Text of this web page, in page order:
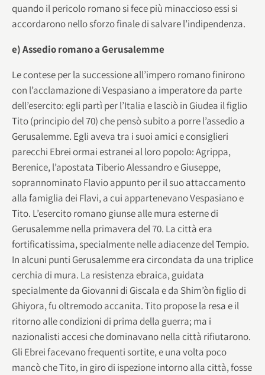
quando il pericolo romano si fece più minaccioso essi si
accordarono nello sforzo finale di salvare l’indipendenza.
e) Assedio romano a Gerusalemme
Le contese per la successione all’impero romano finirono
con l’acclamazione di Vespasiano a imperatore da parte
dell’esercito: egli partì per l’Italia e lasciò in Giudea il figlio
Tito (principio del 70) che pensò subito a porre l’assedio a
Gerusalemme. Egli aveva tra i suoi amici e consiglieri
parecchi Ebrei ormai estranei al loro popolo: Agrippa,
Berenice, l’apostata Tiberio Alessandro e Giuseppe,
soprannominato Flavio appunto per il suo attaccamento
alla famiglia dei Flavi, a cui appartenevano Vespasiano e
Tito. L’esercito romano giunse alle mura esterne di
Gerusalemme nella primavera del 70. La città era
fortificatissima, specialmente nelle adiacenze del Tempio.
In alcuni punti Gerusalemme era circondata da una triplice
cerchia di mura. La resistenza ebraica, guidata
specialmente da Giovanni di Giscala e da Shim’òn figlio di
Ghiyora, fu oltremodo accanita. Tito propose la resa e il
ritorno alle condizioni di prima della guerra; ma i
nazionalisti accesi che dominavano nella città rifiutarono.
Gli Ebrei facevano frequenti sortite, e una volta poco
mancò che Tito, in giro di ispezione intorno alla città, fosse